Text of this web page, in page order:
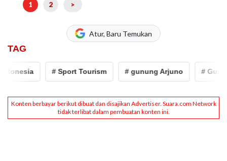
1 2 >
Atur, Baru Temukan
TAG
# Sport Tourism # gunung Arjuno # Gunung